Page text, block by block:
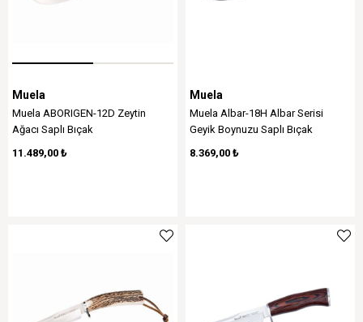
Muela
Muela ABORIGEN-12D Zeytin
Ağacı Saplı Bıçak
11.489,00 ₺
Muela
Muela Albar-18H Albar Serisi
Geyik Boynuzu Saplı Bıçak
8.369,00 ₺